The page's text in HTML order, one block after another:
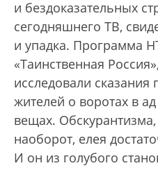
и бездоказательных
сегодняшнего ТВ,
и упадка. Программа
«Таинственная
исследовали сказания
жителей о воротах в
вещах.
наоборот, елея
И он из голубого